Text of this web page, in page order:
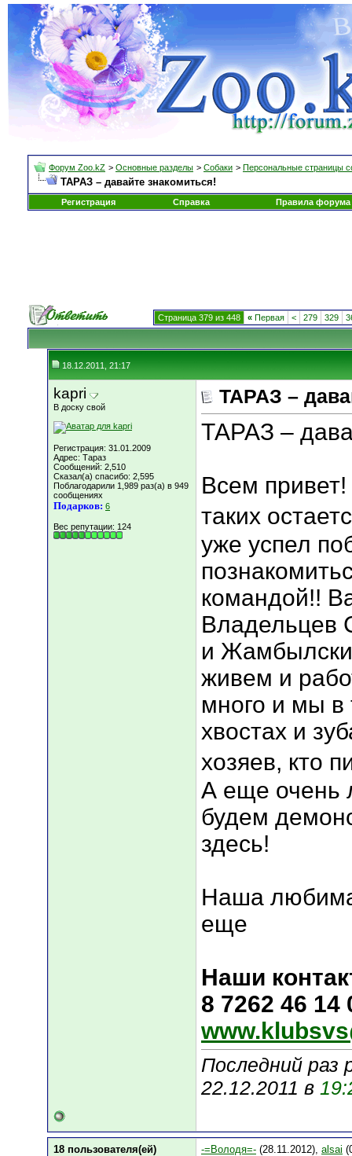
Форум Zoo.kZ > Основные разделы > Собаки > Персональные страницы
ТАРАЗ – давайте знакомиться!
Регистрация Справка Правила форума
Страница 379 из 448 « Первая < 279 329
18.12.2011, 21:17
kapri
В доску свой
Регистрация: 31.01.2009
Адрес: Тараз
Сообщений: 2,510
Сказал(а) спасибо: 2,595
Поблагодарили 1,989 раз(а) в 949
сообщениях
Подарков: 6
Вес репутации: 124
ТАРАЗ –
ТАРАЗ –
Всем
таких
уже успел
командой!!
Владельцев
и
живем и
много и мы в
хвостах и
хозяев, кто
А еще очень
будем
здесь!
Наша
еще
Наши
8 7262 46 14
Последний раз
22.12.2011 в
18 пользователя(ей)
-=Володя=- (28.11.2012), alsai